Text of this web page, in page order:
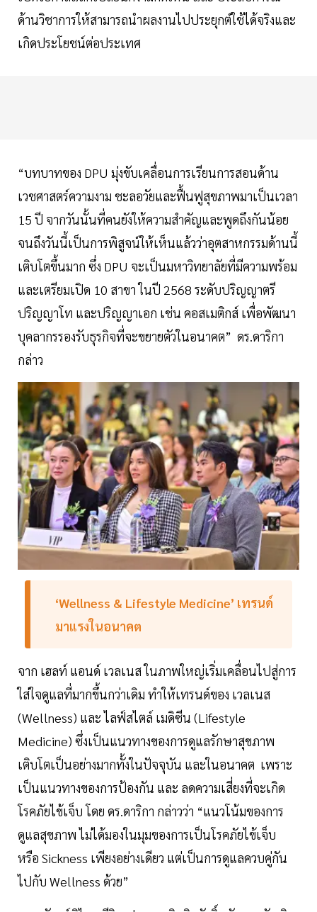
ด้านวิชาการให้สามารถนำผลงานไปประยุกต์ใช้ได้จริงและ
เกิดประโยชน์ต่อประเทศ
“บทบาทของ DPU มุ่งขับเคลื่อนการเรียนการสอนด้าน
เวชศาสตร์ความงาม ชะลอวัยและฟื้นฟูสุขภาพมาเป็นเวลา
15 ปี จากวันนั้นที่คนยังให้ความสำคัญและพูดถึงกันน้อย
จนถึงวันนี้เป็นการพิสูจน์ให้เห็นแล้วว่าอุตสาหกรรมด้านนี้
เติบโตขึ้นมาก ซึ่ง DPU จะเป็นมหาวิทยาลัยที่มีความพร้อม
และเตรียมเปิด 10 สาขา ในปี 2568 ระดับปริญญาตรี
ปริญญาโท และปริญญาเอก เช่น คอสเมติกส์ เพื่อพัฒนา
บุคลากรรองรับธุรกิจที่จะขยายตัวในอนาคต” ดร.ดาริกา
กล่าว
‘Wellness & Lifestyle Medicine’ เทรนด์
มาแรงในอนาคต
จาก เฮลท์ แอนด์ เวลเนส ในภาพใหญ่เริ่มเคลื่อนไปสู่การ
ใส่ใจดูแลที่มากขึ้นกว่าเดิม ทำให้เทรนด์​ของ เวลเนส
(Wellness) และ ไลฟ์สไตล์ เมดิซีน (Lifestyle
Medicine) ซึ่งเป็นแนวทางของการดูแลรักษาสุขภาพ
เติบโตเป็นอย่างมากทั้งในปัจจุบัน และในอนาคต เพราะ
เป็นแนวทางของการป้องกัน และ ลดความเสี่ยงที่จะเกิด
โรคภัยไข้เจ็บ โดย ดร.ดาริกา กล่าวว่า “แนวโน้มของการ
ดูแลสุขภาพ ไม่ได้มองในมุมของการเป็นโรคภัยไข้เจ็บ
หรือ Sickness เพียงอย่างเดียว แต่เป็นการดูแลควบคู่กัน
ไปกับ Wellness ด้วย”